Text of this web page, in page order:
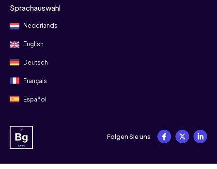
Sprachauswahl
Nederlands
English
Deutsch
Français
Español
Folgen Sie uns